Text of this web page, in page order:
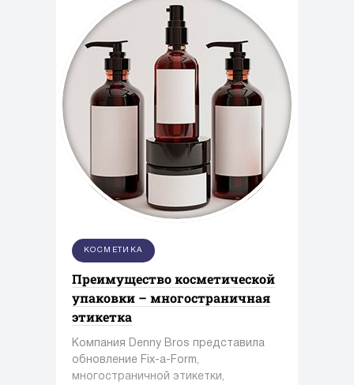
КОСМЕТИКА
Преимущество косметической
упаковки – многостраничная
этикетка
Компания Denny Bros представила
обновление Fix-a-Form,
многостраничной этикетки,